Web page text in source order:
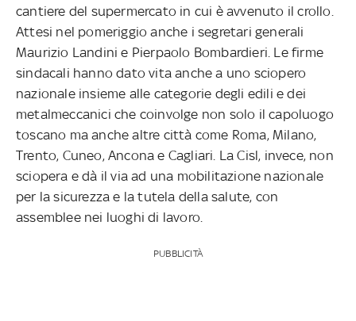
cantiere del supermercato in cui è avvenuto il crollo.
Attesi nel pomeriggio anche i segretari generali
Maurizio Landini e Pierpaolo Bombardieri. Le firme
sindacali hanno dato vita anche a uno sciopero
nazionale insieme alle categorie degli edili e dei
metalmeccanici che coinvolge non solo il capoluogo
toscano ma anche altre città come Roma, Milano,
Trento, Cuneo, Ancona e Cagliari. La Cisl, invece, non
sciopera e dà il via ad una mobilitazione nazionale
per la sicurezza e la tutela della salute, con
assemblee nei luoghi di lavoro.
PUBBLICITÀ